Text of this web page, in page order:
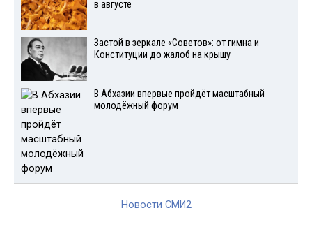
в августе
Застой в зеркале «Советов»: от гимна и
Конституции до жалоб на крышу
В Абхазии впервые пройдёт масштабный
молодёжный форум
Новости СМИ2